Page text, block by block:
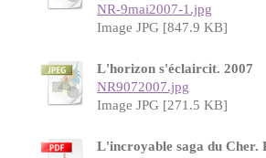
NR-9mai2007-1.jpg
Image JPG [847.9 KB]
L'horizon s'éclaircit. 2007
NR9072007.jpg
Image JPG [271.5 KB]
L'incroyable saga du Cher.